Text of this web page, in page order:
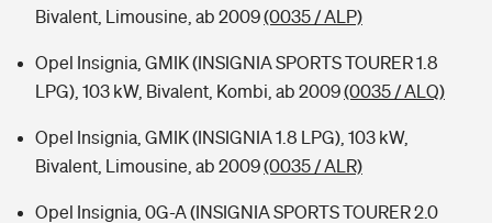
Bivalent, Limousine, ab 2009(0035 / ALP)
Opel Insignia, GMIK (INSIGNIA SPORTS TOURER 1.8
LPG), 103 kW, Bivalent, Kombi, ab 2009(0035 / ALQ)
Opel Insignia, GMIK (INSIGNIA 1.8 LPG), 103 kW,
Bivalent, Limousine, ab 2009(0035 / ALR)
Opel Insignia, 0G-A (INSIGNIA SPORTS TOURER 2.0